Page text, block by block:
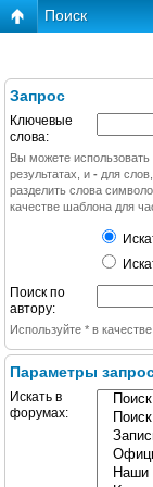
Поиск
Запрос
Ключевые
слова:
Вы можете использовать
результатах, и - для
разделить слова
качестве шаблона для
Поиск по
автору:
Используйте * в
Параметры
Искать в
форумах: